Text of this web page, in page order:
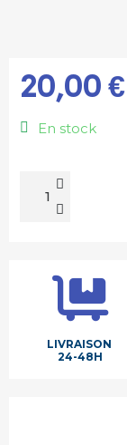
20,00 €
En stock
LIVRAISON
24-48H